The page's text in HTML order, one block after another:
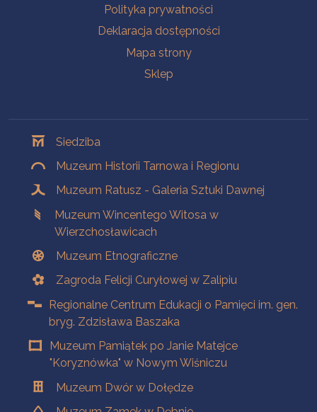
Polityka prywatności
Deklaracja dostępności
Mapa strony
Sklep
Siedziba
Muzeum Historii Tarnowa i Regionu
Muzeum Ratusz - Galeria Sztuki Dawnej
Muzeum Wincentego Witosa w
Wierzchosławicach
Muzeum Etnograficzne
Zagroda Felicji Curyłowej w Zalipiu
Regionalne Centrum Edukacji o Pamięci im. gen.
bryg. Zdzisława Baszaka
Muzeum Pamiątek po Janie Matejce
"Koryznówka" w Nowym Wiśniczu
Muzeum Dwór w Dołędze